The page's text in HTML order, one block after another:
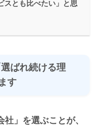
スとも比べたい」と思
ばれ続ける理
す
」を選ぶことが、